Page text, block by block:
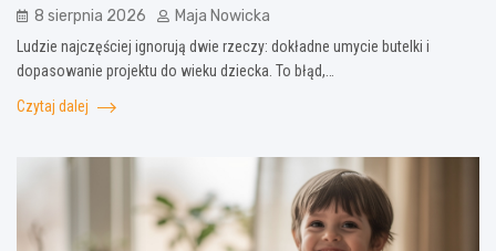
8 sierpnia 2026 Maja Nowicka
Ludzie najczęściej ignorują dwie rzeczy: dokładne umycie butelki i
dopasowanie projektu do wieku dziecka. To błąd,…
Czytaj dalej